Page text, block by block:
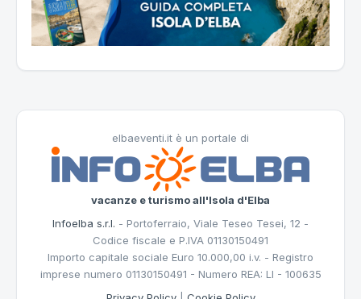
elbaeventi.it è un portale di
vacanze e turismo all'Isola d'Elba
Infoelba s.r.l. - Portoferraio, Viale Teseo Tesei, 12 -
Codice fiscale e P.IVA 01130150491
Importo capitale sociale Euro 10.000,00 i.v. - Registro
imprese numero 01130150491 - Numero REA: LI - 100635